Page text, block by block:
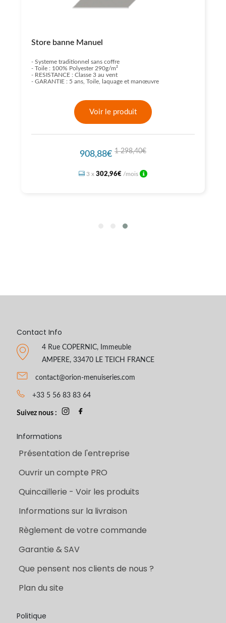
Store banne Manuel
- Systeme traditionnel sans coffre
- Toile : 100% Polyester 290g/m²
- RESISTANCE : Classe 3 au vent
- GARANTIE : 5 ans, Toile, laquage et manœuvre
Voir le produit
908,88€ 1 298,40€
3 x 302,96€ /mois
Contact Info
4 Rue COPERNIC, Immeuble
AMPERE, 33470 LE TEICH FRANCE
contact@orion-menuiseries.com
+33 5 56 83 83 64
Suivez nous :
Informations
Présentation de l'entreprise
Ouvrir un compte PRO
Quincaillerie - Voir les produits
Informations sur la livraison
Règlement de votre commande
Garantie & SAV
Que pensent nos clients de nous ?
Plan du site
Politique